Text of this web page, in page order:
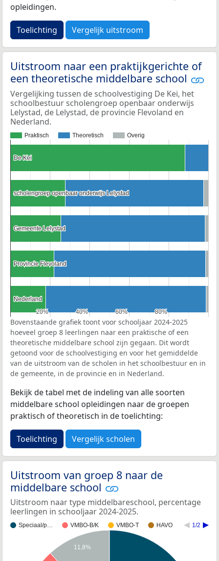
opleidingen.
Toelichting Vergelijk uitstroom
Uitstroom naar een praktijkgerichte of
een theoretische middelbare school
Vergelijking tussen de schoolvestiging De Kei, het
schoolbestuur scholengroep openbaar onderwijs
Lelystad, de Lelystad, de provincie Flevoland en
Nederland.
Praktisch Theoretisch Overig
20%
20% 40%
40% 60%
60% 80%
80%
De Kei
De Kei
scholengroep openbaar onderwijs Lelystad
scholengroep openbaar onderwijs Lelystad
Gemeente Lelystad
Gemeente Lelystad
Provincie Flevoland
Provincie Flevoland
Nederland
Nederland
Bovenstaande grafiek toont voor schooljaar 2024-2025
hoeveel groep 8 leerlingen naar een praktische of een
theoretische middelbare school zijn gegaan. Dit wordt
getoond voor de schoolvestiging en voor het gemiddelde
van de uitstroom van de scholen in het schoolbestuur en in
de gemeente, in de provincie en in Nederland.
Bekijk de tabel met de indeling van alle soorten
middelbare school opleidingen naar de groepen
praktisch of theoretisch in de toelichting:
Toelichting Vergelijk scholen
Uitstroom van groep 8 naar de
middelbare school
Uitstroom naar type middelbareschool, percentage
leerlingen in schooljaar 2024-2025.
Speciaal/p… VMBO-B/K VMBO-T HAVO 1/2
11,8%